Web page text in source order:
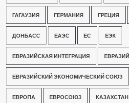
ГАГАУЗИЯ ГЕРМАНИЯ ГРЕЦИЯ
ДОНБАСС ЕАЭС ЕС ЕЭК
ЕВРАЗИЙСКАЯ ИНТЕГРАЦИЯ
ЕВРАЗИЙСКИЙ ЭКОНОМИЧЕСКИЙ СОЮЗ
ЕВРОПА ЕВРОСОЮЗ КАЗАХСТАН